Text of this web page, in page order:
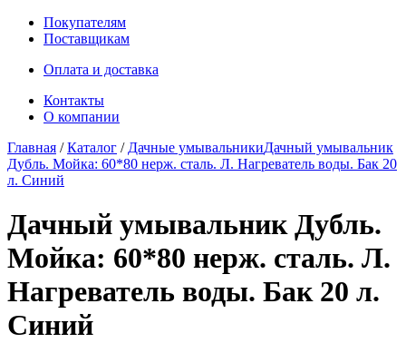
Покупателям
Поставщикам
Оплата и доставка
Контакты
О компании
Главная /Каталог / Дачные умывальникиДачный умывальник
Дубль. Мойка: 60*80 нерж. сталь. Л. Нагреватель воды. Бак 20
л. Синий
Дачный умывальник Дубль.
Мойка: 60*80 нерж. сталь. Л.
Нагреватель воды. Бак 20 л.
Синий